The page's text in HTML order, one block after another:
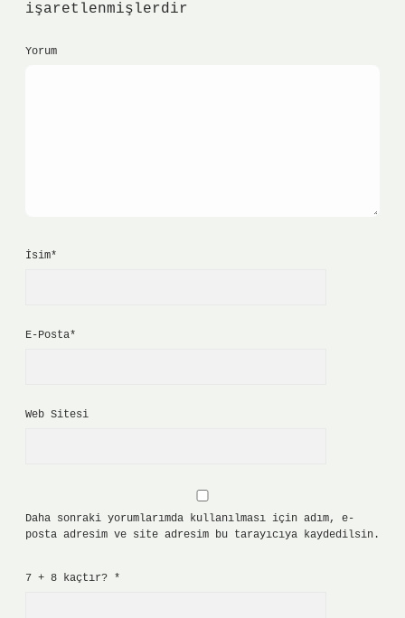
işaretlenmişlerdir
Yorum
İsim*
E-Posta*
Web Sitesi
Daha sonraki yorumlarımda kullanılması için adım, e-
posta adresim ve site adresim bu tarayıcıya kaydedilsin.
7 + 8 kaçtır? *